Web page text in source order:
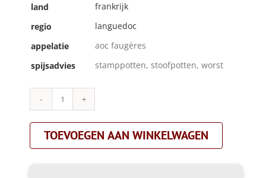
land
frankrijk
regio
languedoc
appelatie
aoc faugères
spijsadvies
stamppotten, stoofpotten, worst
Clos
Fantine,
Carole,
Corine
et
TOEVOEGEN AAN WINKELWAGEN